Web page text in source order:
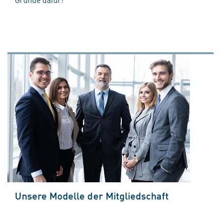
Unsere Modelle der Mitgliedschaft